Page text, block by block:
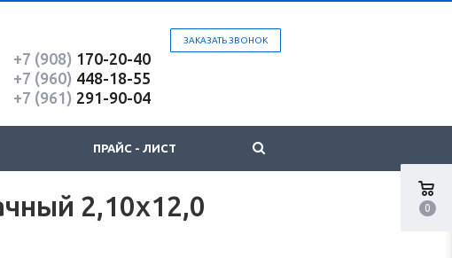
0
ЗАКАЗАТЬ ЗВОНОК
+7 (908) 170-20-40
+7 (960) 448-18-55
+7 (961) 291-90-04
ПРАЙС - ЛИСТ
2,10х12,0